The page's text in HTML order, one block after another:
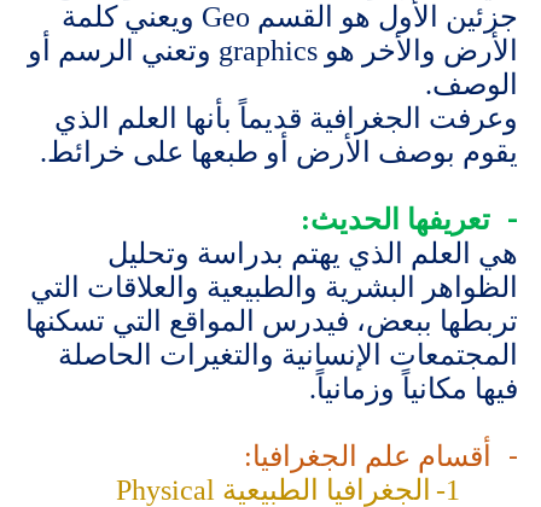
جزئين الأول هو القسم Geo ويعني كلمة
الأرض والأخر هو graphics وتعني الرسم أو
الوصف.
وعرفت الجغرافية قديماً بأنها العلم الذي
يقوم بوصف الأرض أو طبعها على خرائط.
تعريفها الحديث:
هي العلم الذي يهتم بدراسة وتحليل
الظواهر البشرية والطبيعية والعلاقات التي
تربطها ببعض، فيدرس المواقع التي تسكنها
المجتمعات الإنسانية والتغيرات الحاصلة
فيها مكانياً وزمانياً.
أقسام علم الجغرافيا:
1-
الجغرافيا الطبيعية Physical